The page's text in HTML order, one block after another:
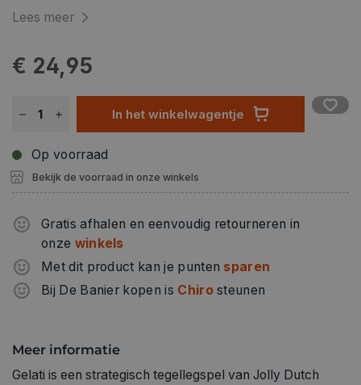
ijstegels slim, voltooi geheime bestellingen en bereik als
Lees meer
€ 24,95
In het winkelwagentje
Op voorraad
Bekijk de voorraad in onze winkels
Gratis afhalen en eenvoudig retourneren in
onze winkels
Met dit product kan je punten sparen
Bij De Banier kopen is Chirosteunen
Meer informatie
Gelati is een strategisch tegellegspel van Jolly Dutch